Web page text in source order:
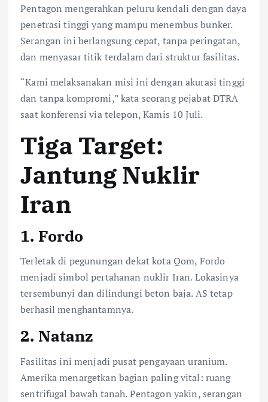
Pentagon mengerahkan peluru kendali dengan daya
penetrasi tinggi yang mampu menembus bunker.
Serangan ini berlangsung cepat, tanpa peringatan,
dan menyasar titik terdalam dari struktur fasilitas.
“Kami melaksanakan misi ini dengan akurasi tinggi
dan tanpa kompromi,” kata seorang pejabat DTRA
saat konferensi via telepon, Kamis 10 Juli.
Tiga Target:
Jantung Nuklir
Iran
1. Fordo
Terletak di pegunungan dekat kota Qom, Fordo
menjadi simbol pertahanan nuklir Iran. Lokasinya
tersembunyi dan dilindungi beton baja. AS tetap
berhasil menghantamnya.
2. Natanz
Fasilitas ini menjadi pusat pengayaan uranium.
Amerika menargetkan bagian paling vital: ruang
sentrifugal bawah tanah. Pentagon yakin, serangan